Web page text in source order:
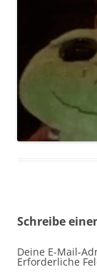
Schreibe
Deine E-Mail-
Erforderliche